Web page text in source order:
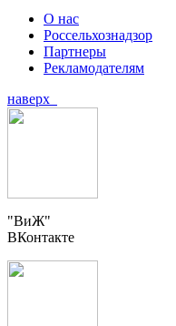
О нас
Россельхознадзор
Партнеры
Рекламодателям
наверх
"ВиЖ"
ВКонтакте